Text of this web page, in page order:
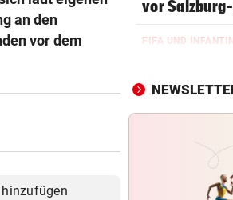
an den
vor dem
hinzufügen
vor
FIFA UND
und neue
MANNINGER
nicht zurück!“
CONFERENCE